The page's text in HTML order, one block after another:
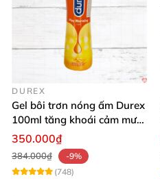
DUREX
Gel bôi trơn nóng ấm Durex
100ml tăng khoái cảm mượt
mà
350.000₫
384.000₫
-9%
(748)